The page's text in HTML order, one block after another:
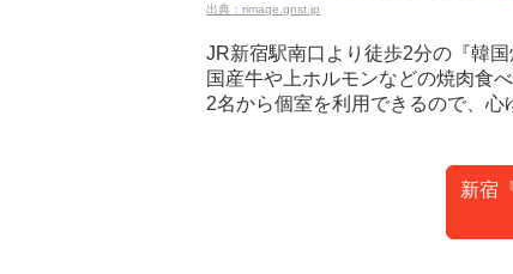
出典：rimage.gnst.jp
JR新宿駅南口より徒歩2分の『韓
国産牛や上ホルモンなどの焼肉食
2名から個室を利用できるので、心
新宿